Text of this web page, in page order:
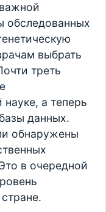
обследованных
выбрать
треть
а теперь
данных.
обнаружены
в очередной